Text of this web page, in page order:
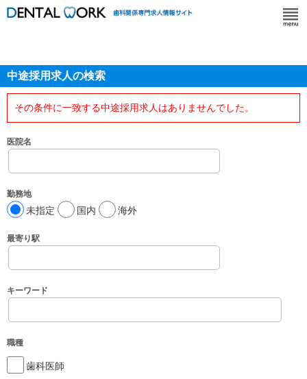
中途採用求人の検索
その条件に一致する中途採用求人はありませんでした。
医院名
勤務地
未指定 国内 海外
最寄り駅
キーワード
職種
歯科医師